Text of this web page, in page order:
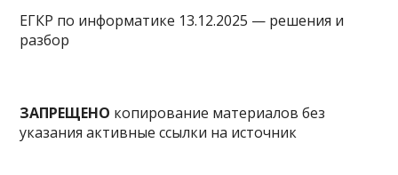
ЕГКР по информатике 13.12.2025 — решения и
разбор
ЗАПРЕЩЕНО копирование материалов без
указания активные ссылки на источник